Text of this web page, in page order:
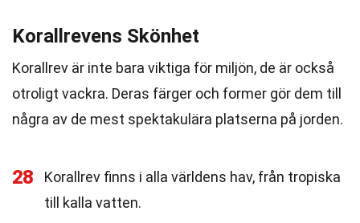
Korallrevens Skönhet
Korallrev är inte bara viktiga för miljön, de är också
otroligt vackra. Deras färger och former gör dem till
några av de mest spektakulära platserna på jorden.
28
Korallrev finns i alla världens hav, från tropiska
till kalla vatten.